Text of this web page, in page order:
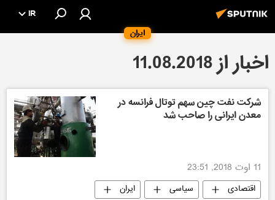
ایران
IR
اخبار از 11.08.2018
شرکت نفت چین سهم توتال فرانسه در
معدن ایرانی را صاحب شد
11 اوت 2018, 23:51
اقتصادی سیاسی
ایران